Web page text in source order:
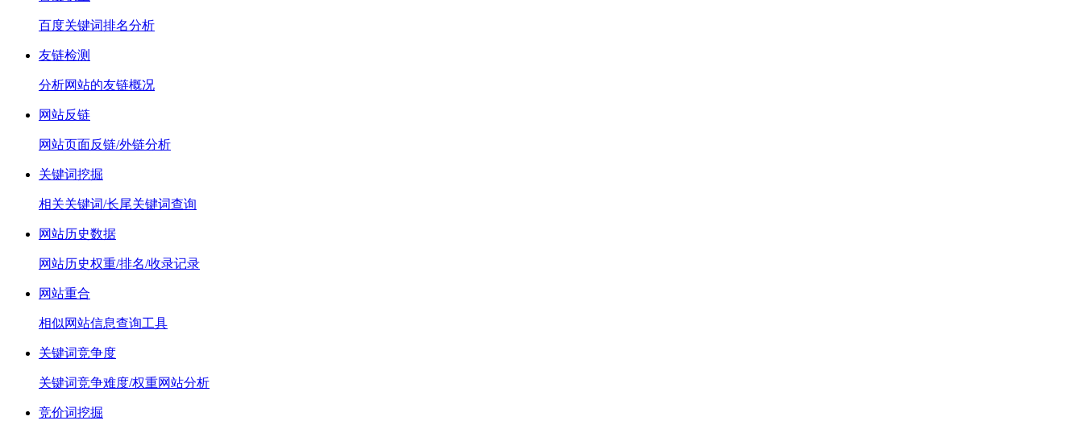
百度关键词排名分析
友链检测
分析网站的友链概况
网站反链
网站页面反链/外链分析
关键词挖掘
相关关键词/长尾关键词查询
网站历史数据
网站历史权重/排名/收录记录
网站重合
相似网站信息查询工具
关键词竞争度
关键词竞争难度/权重网站分析
竞价词挖掘